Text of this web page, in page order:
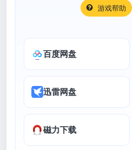
游戏帮助
百度网盘
迅雷网盘
磁力下载